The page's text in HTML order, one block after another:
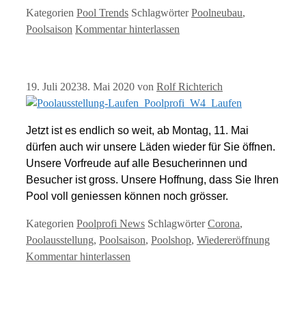
Kategorien Pool Trends SchlagwörterPoolneubau,
Poolsaison Kommentar hinterlassen
19. Juli 20238. Mai 2020 von Rolf Richterich
Jetzt ist es endlich so weit, ab Montag, 11. Mai
dürfen auch wir unsere Läden wieder für Sie öffnen.
Unsere Vorfreude auf alle Besucherinnen und
Besucher ist gross. Unsere Hoffnung, dass Sie Ihren
Pool voll geniessen können noch grösser.
Kategorien Poolprofi News SchlagwörterCorona,
Poolausstellung, Poolsaison, Poolshop, Wiedereröffnung
Kommentar hinterlassen